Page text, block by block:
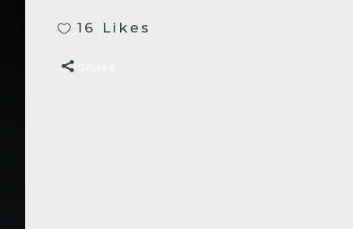
16 Likes